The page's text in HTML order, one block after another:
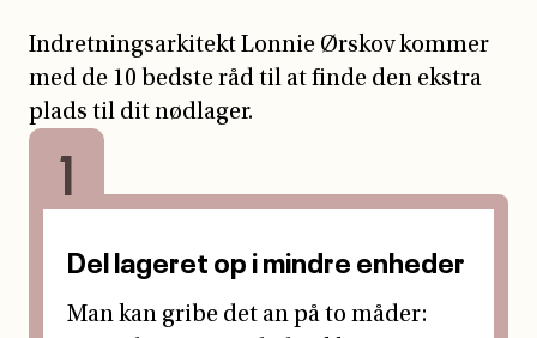
Indretningsarkitekt Lonnie Ørskov kommer
med de 10 bedste råd til at finde den ekstra
plads til dit nødlager.